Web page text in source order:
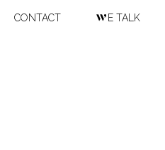
CONTACT WE TALK